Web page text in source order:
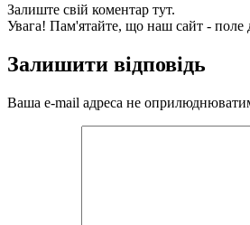
Залиште свій коментар тут.
Увага! Пам'ятайте, що наш сайт - поле
Залишити відповідь
Ваша e-mail адреса не